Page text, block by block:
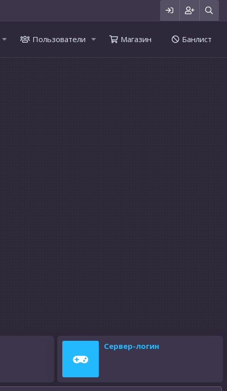
Пользователи Магазин Банлист
Сервер-логин